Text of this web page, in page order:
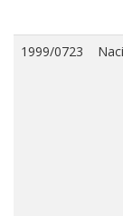
1999/0723